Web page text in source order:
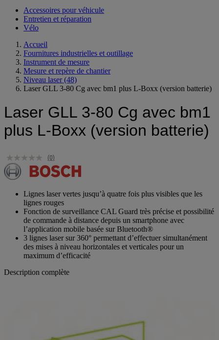
Accessoires pour véhicule
Entretien et réparation
Vélo
Accueil
Fournitures industrielles et outillage
Instrument de mesure
Mesure et repère de chantier
Niveau laser (48)
Laser GLL 3-80 Cg avec bm1 plus L-Boxx (version batterie)
Laser GLL 3-80 Cg avec bm1
plus L-Boxx (version batterie)
(0)
Lignes laser vertes jusqu’à quatre fois plus visibles que les
lignes rouges
Fonction de surveillance CAL Guard très précise et possibilité
de commande à distance depuis un smartphone avec
l’application mobile basée sur Bluetooth®
3 lignes laser sur 360° permettant d’effectuer simultanément
des mises à niveau horizontales et verticales pour un
maximum d’efficacité
Description complète